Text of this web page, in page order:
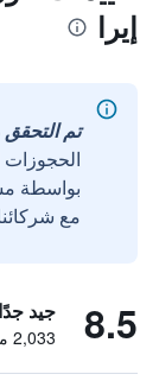
إيرا
تم التحقق
الحجوزات
مع
8.5 جيد جدًا
2,033 من التقييمات تم التحقق منها